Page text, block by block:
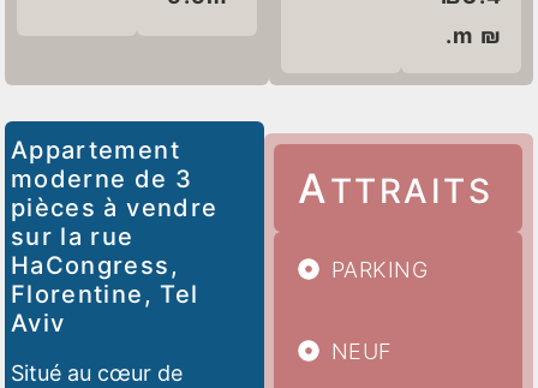
.m ₪
Appartement
moderne de 3
pièces à vendre
sur la rue
HaCongress,
Florentine, Tel
Aviv
Situé au cœur de
ATTRAITS
PARKING
NEUF